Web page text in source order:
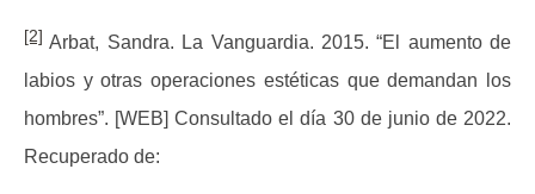
[2] Arbat, Sandra. La Vanguardia. 2015. “El aumento de
labios y otras operaciones estéticas que demandan los
hombres”. [WEB] Consultado el día 30 de junio de 2022.
Recuperado de: